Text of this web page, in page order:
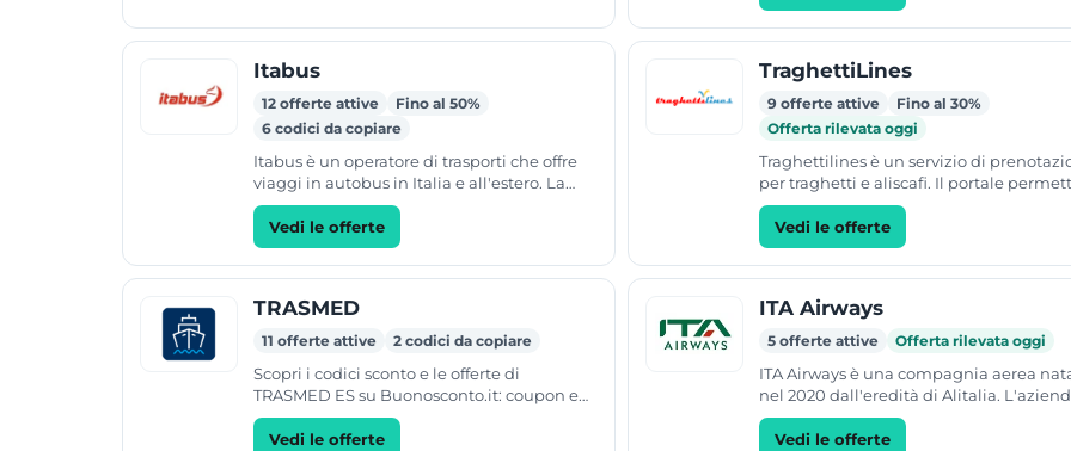
Itabus
12 offerte attive
Fino al 50%
6 codici da copiare
Itabus è un operatore di trasporti che offre
viaggi in autobus in Italia e all'estero. La
compagnia mette a disposizione biglietti
per diverse...
Vedi le offerte
TraghettiLines
9 offerte attive
Fino al 30%
Offerta rilevata oggi
Traghettilines è un servizio di
per traghetti e aliscafi. Il portale
consultare orari, prezzi e offerte per
tratte...
Vedi le offerte
TRASMED
11 offerte attive 2 codici da copiare
Scopri i codici sconto e le offerte di
TRASMED ES su Buonosconto.it: coupon e
promozioni verificati e aggiornati per
risparmiare sui tuoi acquisti...
Vedi le offerte
ITA Airways
5 offerte attive Offerta rilevata oggi
ITA Airways è una compagnia aerea
nel 2020 dall'eredità di Alitalia.
offre voli su diverse tratte, incluse
destinazioni nazionali,...
Vedi le offerte